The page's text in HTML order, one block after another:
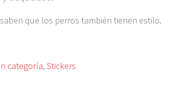
que los perros también tienen estilo.
categoría, Stickers